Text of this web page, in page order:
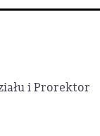
i Prorektor